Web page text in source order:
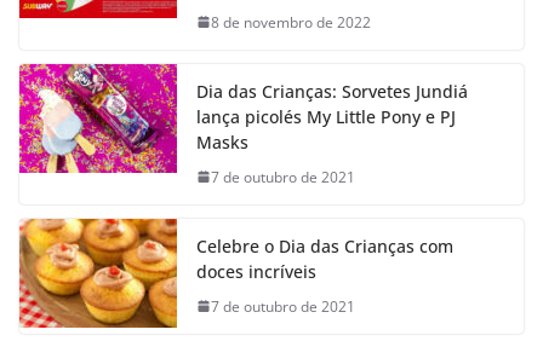
8 de novembro de 2022
Dia das Crianças: Sorvetes Jundiá
lança picolés My Little Pony e PJ
Masks
7 de outubro de 2021
Celebre o Dia das Crianças com
doces incríveis
7 de outubro de 2021